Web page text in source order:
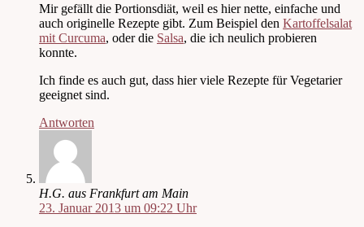
Mir gefällt die Portionsdiät, weil es hier nette, einfache und
auch originelle Rezepte gibt. Zum Beispiel den Kartoffelsalat
mit Curcuma, oder die Salsa, die ich neulich probieren
konnte.
Ich finde es auch gut, dass hier viele Rezepte für Vegetarier
geeignet sind.
Antworten
H.G. aus Frankfurt am Main
23. Januar 2013 um 09:22 Uhr